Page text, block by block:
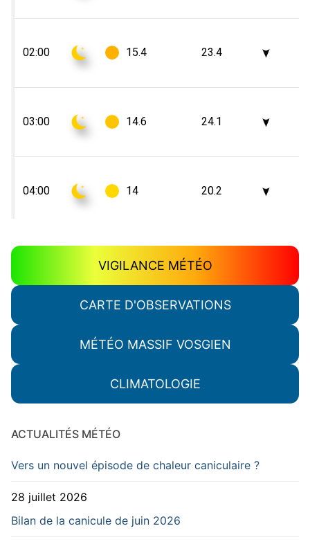
VIGILANCE MÉTÉO
CARTE D'OBSERVATIONS
MÉTÉO MASSIF VOSGIEN
CLIMATOLOGIE
ACTUALITÉS MÉTÉO
Vers un nouvel épisode de chaleur caniculaire ?
28 juillet 2026
Bilan de la canicule de juin 2026